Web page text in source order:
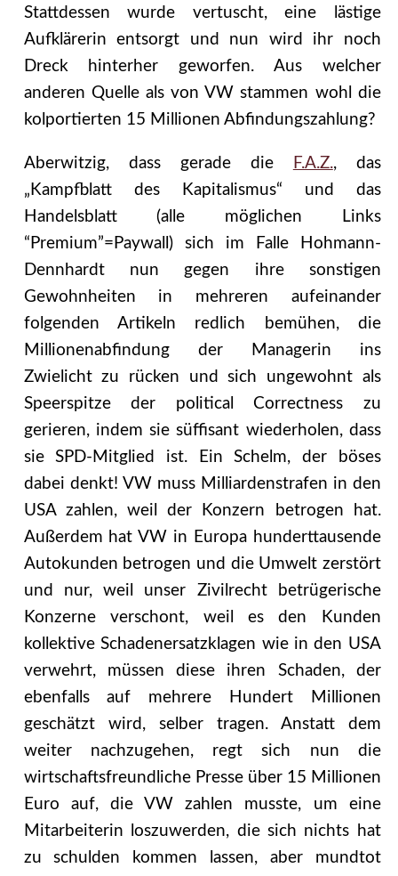
Stattdessen wurde vertuscht, eine lästige
Aufklärerin entsorgt und nun wird ihr noch
Dreck hinterher geworfen. Aus welcher
anderen Quelle als von VW stammen wohl die
kolportierten 15 Millionen Abfindungszahlung?
Aberwitzig, dass gerade die F.A.Z., das
„Kampfblatt des Kapitalismus“ und das
Handelsblatt (alle möglichen Links
“Premium”=Paywall) sich im Falle Hohmann-
Dennhardt nun gegen ihre sonstigen
Gewohnheiten in mehreren aufeinander
folgenden Artikeln redlich bemühen, die
Millionenabfindung der Managerin ins
Zwielicht zu rücken und sich ungewohnt als
Speerspitze der political Correctness zu
gerieren, indem sie süffisant wiederholen, dass
sie SPD-Mitglied ist. Ein Schelm, der böses
dabei denkt! VW muss Milliardenstrafen in den
USA zahlen, weil der Konzern betrogen hat.
Außerdem hat VW in Europa hunderttausende
Autokunden betrogen und die Umwelt zerstört
und nur, weil unser Zivilrecht betrügerische
Konzerne verschont, weil es den Kunden
kollektive Schadenersatzklagen wie in den USA
verwehrt, müssen diese ihren Schaden, der
ebenfalls auf mehrere Hundert Millionen
geschätzt wird, selber tragen. Anstatt dem
weiter nachzugehen, regt sich nun die
wirtschaftsfreundliche Presse über 15 Millionen
Euro auf, die VW zahlen musste, um eine
Mitarbeiterin loszuwerden, die sich nichts hat
zu schulden kommen lassen, aber mundtot